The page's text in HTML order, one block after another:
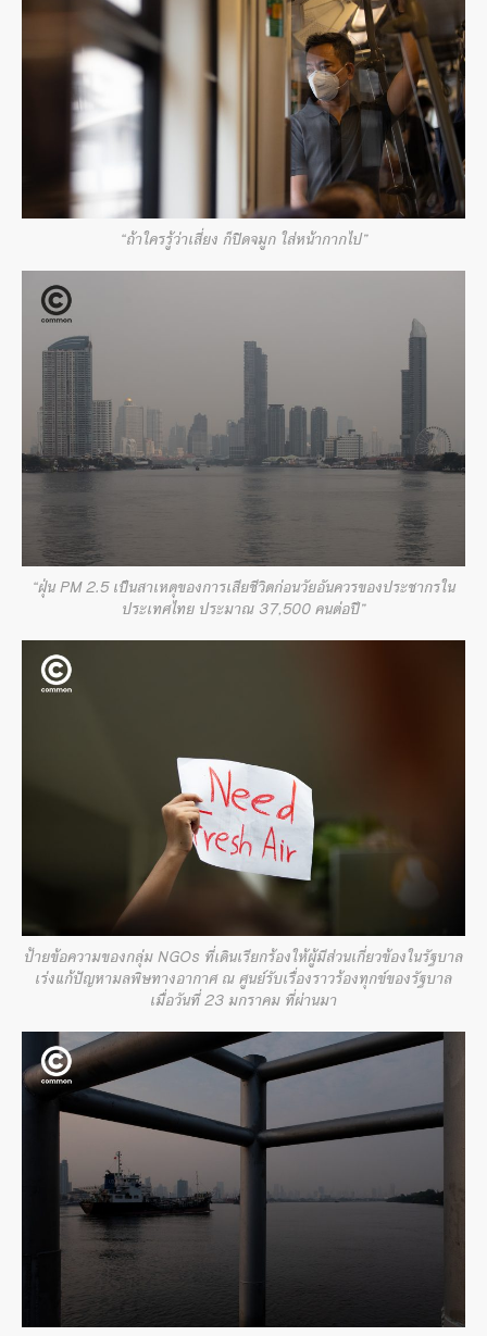
“ถ้าใครรู้ว่าเสี่ยง ก็ปิดจมูก ใส่หน้ากากไป”
“ฝุ่น PM 2.5 เป็นสาเหตุของการเสียชีวิตก่อนวัยอันควรของประชากรใน
ประเทศไทย ประมาณ 37,500 คนต่อปี”
ป้ายข้อความของกลุ่ม NGOs ที่เดินเรียกร้องให้ผู้มีส่วนเกี่ยวข้องในรัฐบาล
เร่งแก้ปัญหามลพิษทางอากาศ ณ ศูนย์รับเรื่องราวร้องทุกข์ของรัฐบาล
เมื่อวันที่ 23 มกราคม ที่ผ่านมา